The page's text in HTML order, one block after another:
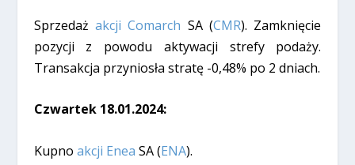
Sprzedaż akcji Comarch SA (CMR). Zamknięcie
pozycji z powodu aktywacji strefy podaży.
Transakcja przyniosła stratę -0,48% po 2 dniach.
Czwartek 18.01.2024:
Kupno akcji Enea SA (ENA).